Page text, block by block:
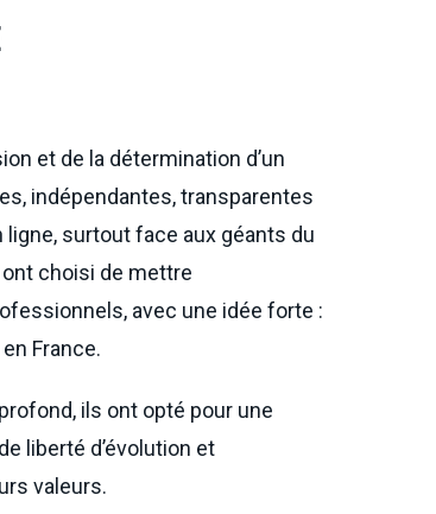
et de la détermination d’un
indépendantes, transparentes
surtout face aux géants du
choisi de mettre
avec une idée forte :
France.
ils ont opté pour une
liberté d’évolution et
valeurs.